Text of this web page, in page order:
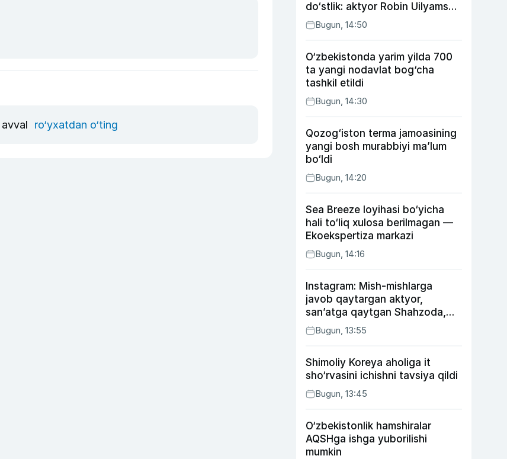
ro‘yxatdan o‘ting
do‘stlik: aktyor Robin Uilyams
haqida ko‘pchilik bilmaydigan
faktlar
Bugun, 14:50
O‘zbekistonda yarim yilda 700
ta yangi nodavlat bog‘cha
tashkil etildi
Bugun, 14:30
Qozog‘iston terma jamoasining
yangi bosh murabbiyi ma’lum
bo‘ldi
Bugun, 14:20
Sea Breeze loyihasi bo‘yicha
hali to‘liq xulosa berilmagan —
Ekoekspertiza markazi
Bugun, 14:16
Instagram: Mish-mishlarga
javob qaytargan aktyor,
san’atga qaytgan Shahzoda,
yo‘lga asfalt yotqizgan
Jahongir Otajonov
Bugun, 13:55
Shimoliy Koreya aholiga it
sho‘rvasini ichishni tavsiya qildi
Bugun, 13:45
O‘zbekistonlik hamshiralar
AQSHga ishga yuborilishi
mumkin